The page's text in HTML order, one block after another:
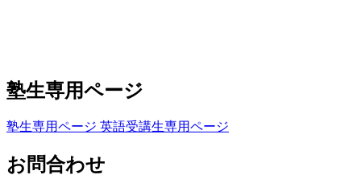
塾生専用ページ
塾生専用ページ 英語受講生専用ページ
お問合わせ